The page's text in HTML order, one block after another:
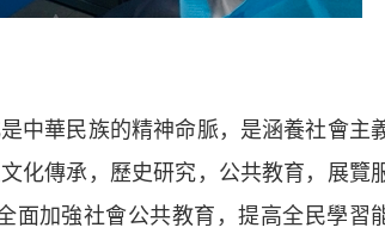
華民族的精神命脈，是涵養社會主
化傳承，歷史研究，公共教育，展覽
面加強社會公共教育，提高全民學習